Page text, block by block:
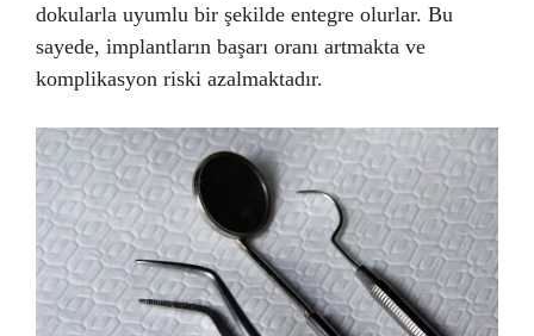
dokularla uyumlu bir şekilde entegre olurlar. Bu
sayede, implantların başarı oranı artmakta ve
komplikasyon riski azalmaktadır.